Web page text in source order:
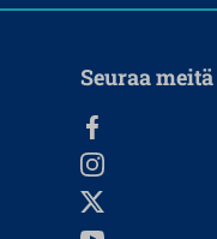
Seuraa meitä